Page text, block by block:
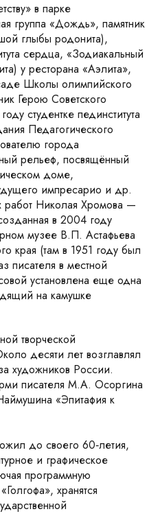
в парке
группа «Дождь», памятник
глыбы родонита),
сердца, «Зодиакальный
у ресторана «Аэлита»,
Школы олимпийского
Герою Советского
студентке пединститута
Педагогического
города
рельеф, посвящённый
доме,
импресарио и др.
Николая Хромова —
в 2004 году
музее В.П. Астафьева
края (там в 1951 году был
писателя в местной
установлена еще одна
на камушке
творческой
десяти лет возглавлял
художников России.
писателя М.А. Осоргина
«Эпитафия к
до своего 60‑летия,
и графическое
программную
хранятся